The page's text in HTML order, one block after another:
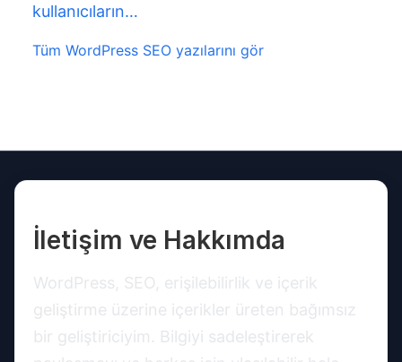
kullanıcıların…
Tüm WordPress SEO yazılarını gör
İletişim ve Hakkımda
WordPress, SEO, erişilebilirlik ve içerik
geliştirme üzerine içerikler üreten bağımsız
bir geliştiriciyim. Bilgiyi sadeleştirerek